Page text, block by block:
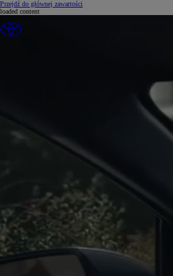
Przejdź do głównej zawartości
loaded content